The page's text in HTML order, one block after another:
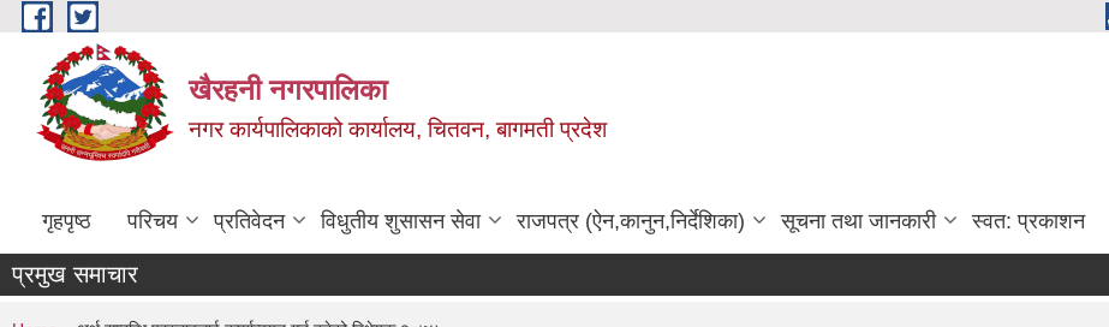
Skip to main content
खैरहनी नगरपालिका
नगर कार्यपालिकाको कार्यालय, चितवन, बागमती प्रदेश
गृहपृष्ठ परिचय प्रतिवेदन विधुतीय शुसासन सेवा राजपत्र (ऐन,कानुन,निर्देशिका) सूचना तथा जानकारी स्वत: प्रकाशन
प्रमुख समाचार